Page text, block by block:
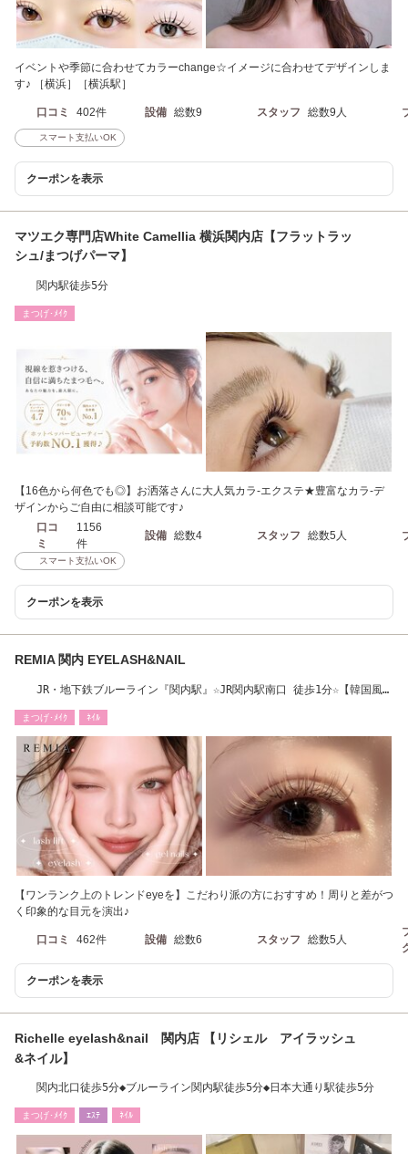
イベントや季節に合わせてカラーchange☆イメージに合わせてデザインしま
す♪ ［横浜］［横浜駅］
口コミ 402件 設備 総数9 スタッフ 総数9人
スマート支払いOK
クーポンを表示
マツエク専門店White Camellia 横浜関内店【フラットラッ
シュ/まつげパーマ】
関内駅徒歩5分
まつげ･ﾒｲｸ
【16色から何色でも◎】お洒落さんに大人気カラ-エクステ★豊富なカラ-デ
ザインからご自由に相談可能です♪
口コ
ミ
1156
件
設備 総数4 スタッフ 総数5人
スマート支払いOK
クーポンを表示
REMIA 関内 EYELASH&NAIL
JR・地下鉄ブルーライン『関内駅』☆JR関内駅南口 徒歩1分☆【韓国風束
まつげ･ﾒｲｸ ﾈｲﾙ
【ワンランク上のトレンドeyeを】こだわり派の方におすすめ！周りと差がつ
く印象的な目元を演出♪
口コミ 462件 設備 総数6 スタッフ 総数5人
クーポンを表示
Richelle eyelash&nail 関内店 【リシェル アイラッシュ
&ネイル】
関内北口徒歩5分◆ブルーライン関内駅徒歩5分◆日本大通り駅徒歩5分
まつげ･ﾒｲｸ ｴｽﾃ ﾈｲﾙ